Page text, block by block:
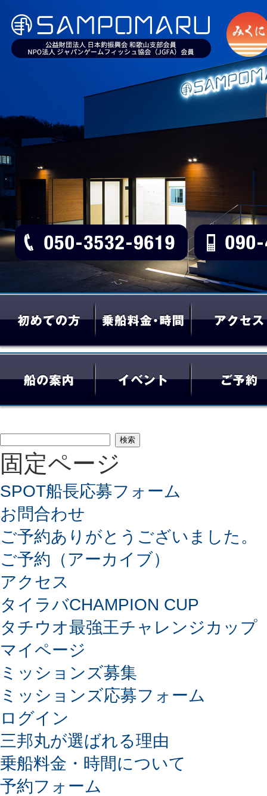
検
索:
固定ページ
SPOT船長応募フォーム
お問合わせ
ご予約ありがとうございました。
ご予約（アーカイブ）
アクセス
タイラバCHAMPION CUP
タチウオ最強王チャレンジカップ
マイページ
ミッションズ募集
ミッションズ応募フォーム
ログイン
三邦丸が選ばれる理由
乗船料金・時間について
予約フォーム